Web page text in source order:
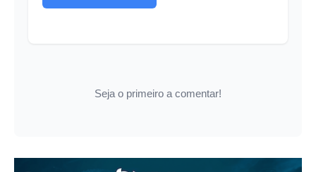
Seja o primeiro a comentar!